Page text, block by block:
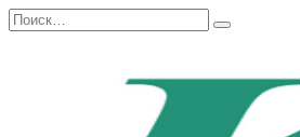
Перейти
к
Search
for: